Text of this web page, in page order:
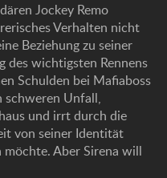
Jockey Remo
Verhalten nicht
Beziehung zu seiner
des wichtigsten Rennens
Schulden bei Mafiaboss
schweren Unfall,
und irrt durch die
von seiner Identität
Aber Sirena will